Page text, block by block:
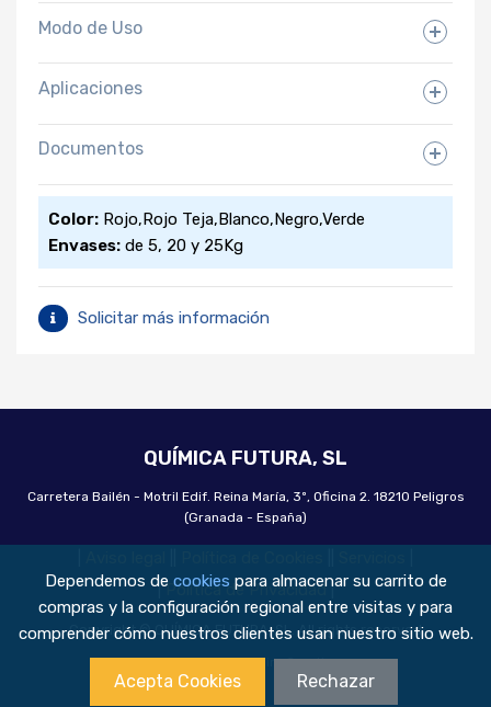
Modo de Uso
Aplicaciones
Documentos
Ficha Técnica
Ficha Tecnica. Descargar
Color: Rojo,Rojo Teja,Blanco,Negro,Verde
Envases: de 5, 20 y 25Kg
Solicitar más información
QUÍMICA FUTURA, SL
Carretera Bailén - Motril Edif. Reina María, 3º, Oficina 2. 18210 Peligros
(Granada - España)
|Política de Privacidad|
Copyright © QUÍMICA FUTURA, SL. All rights reserved
Made with❤byAmira Creativos
Dependemos de cookies para almacenar su carrito de
compras y la configuración regional entre visitas y para
comprender cómo nuestros clientes usan nuestro sitio web.
Acepta Cookies Rechazar